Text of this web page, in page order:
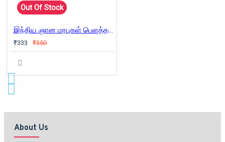
Out Of Stock
இந்திய ஞான மரபுகள் பெளத்தத்தின் பார்வையில்
₹333 ₹350
About Us